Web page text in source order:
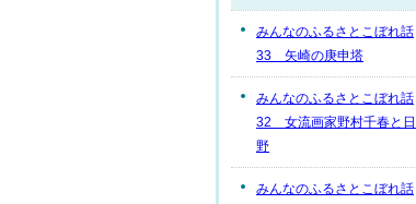
みんなのふるさとこぼれ話
33 矢崎の庚申塔
みんなのふるさとこぼれ話
32 女流画家野村千春と日
野
みんなのふるさとこぼれ話